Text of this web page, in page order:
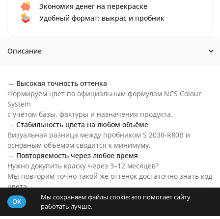
Экономия денег на перекраске
Удобный формат: выкрас и пробник
Описание
→ Высокая точность оттенка
Формируем цвет по официальным формулам NCS Colour
System
с учётом базы, фактуры и назначения продукта.
→ Стабильность цвета на любом объёме
Визуальная разница между пробником S 2030-R80B и
основным объёмом сводится к минимуму.
→ Повторяемость через любое время
Нужно докупить краску через 3–12 месяцев?
Мы повторим точно такой же оттенок достаточно знать код
цвета.
→Цвет S 2030-R80B на любой бюджет
Основу пробника подберем под ваш бюджет и задачи.
OK
Мы сохраняем файлы cookie: это помогает сайту
работать лучше.